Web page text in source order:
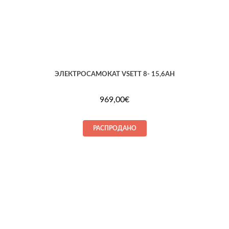
ЭЛЕКТРOCАМОКАТ VSETT 8- 15,6AH
969,00€
РАСПРОДАНО